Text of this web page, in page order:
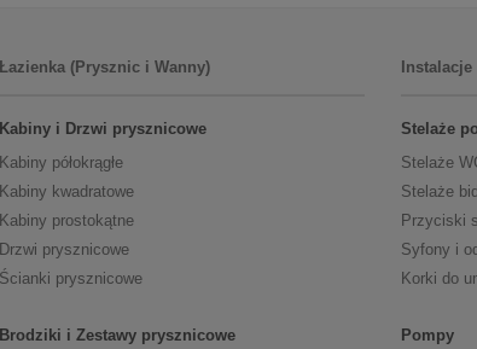
Łazienka (Prysznic i Wanny)
Kabiny i Drzwi prysznicowe
Kabiny półokrągłe
Kabiny kwadratowe
Kabiny prostokątne
Drzwi prysznicowe
Ścianki prysznicowe
Brodziki i Zestawy prysznicowe
Instalacje
Stelaże
Stelaże
Stelaże
Przyciski
Syfony i
Korki do
Pompy